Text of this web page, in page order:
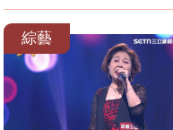
綜藝